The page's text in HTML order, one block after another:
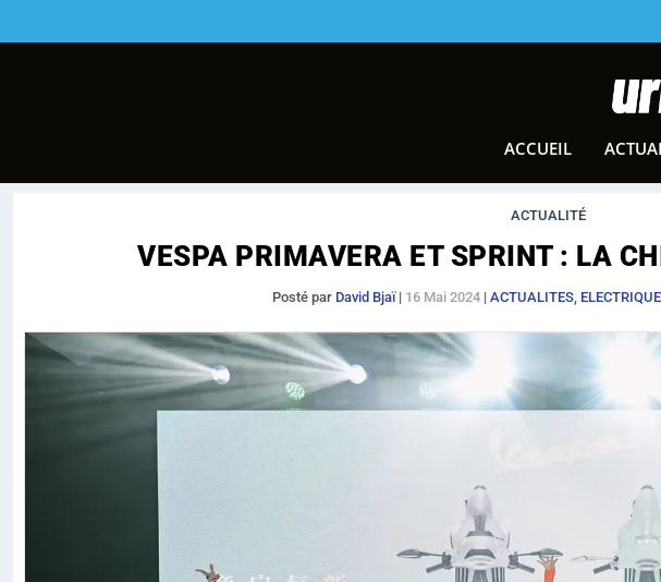
ACCUEIL
ACTUALITÉ
VESPA PRIMAVERA ET SPRINT : LA
Posté par David Bjaï| 16 Mai 2024 | ACTUALITES ELECTRIQUE